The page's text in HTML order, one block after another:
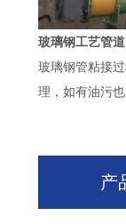
玻璃钢工艺管
玻璃钢管粘接
理，如有油污
产